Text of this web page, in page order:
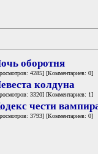
оборотня
4285] [Комментариев: 0]
колдуна
3320] [Комментариев: 1]
чести
3793] [Комментариев: 0]